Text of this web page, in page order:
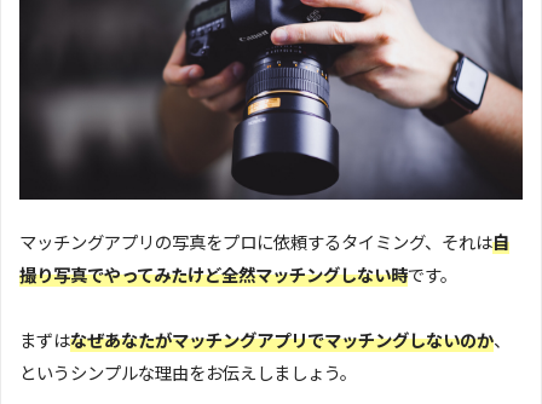
マッチングアプリの写真をプロに依頼するタイミング、それは自
撮り写真でやってみたけど全然マッチングしない時です。
まずはなぜあなたがマッチングアプリでマッチングしないのか、
というシンプルな理由をお伝えしましょう。